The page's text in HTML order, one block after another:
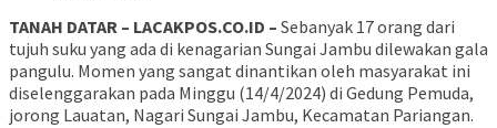
TANAH DATAR – LACAKPOS.CO.ID – Sebanyak 17 orang dari
tujuh suku yang ada di kenagarian Sungai Jambu dilewakan gala
pangulu. Momen yang sangat dinantikan oleh masyarakat ini
diselenggarakan pada Minggu (14/4/2024) di Gedung Pemuda,
jorong Lauatan, Nagari Sungai Jambu, Kecamatan Pariangan.